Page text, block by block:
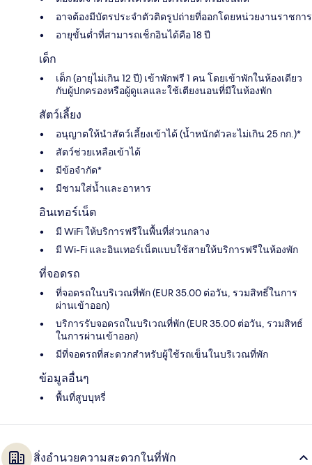
อาจต้องมีบัตรประจำตัวติดรูปถ่ายที่ออกโดยหน่วยงานราชการ
อายุขั้นต่ำที่สามารถเช็กอินได้คือ 18 ปี
เด็ก
เด็ก (อายุไม่เกิน 12 ปี) เข้าพักฟรี 1 คน โดยเข้าพักในห้องเดียว
กับผู้ปกครองหรือผู้ดูแลและใช้เตียงนอนที่มีในห้องพัก
สัตว์เลี้ยง
อนุญาตให้นำสัตว์เลี้ยงเข้าได้ (น้ำหนักตัวละไม่เกิน 25 กก.)*
สัตว์ช่วยเหลือเข้าได้
มีข้อจำกัด*
มีชามใส่น้ำและอาหาร
อินเทอร์เน็ต
มี WiFi ให้บริการฟรีในพื้นที่ส่วนกลาง
มี Wi-Fi และอินเทอร์เน็ตแบบใช้สายให้บริการฟรีในห้องพัก
ที่จอดรถ
ที่จอดรถในบริเวณที่พัก (EUR 35.00 ต่อวัน, รวมสิทธิ์ในการ
ผ่านเข้าออก)
บริการรับจอดรถในบริเวณที่พัก (EUR 35.00 ต่อวัน, รวมสิทธ์
ในการผ่านเข้าออก)
มีที่จอดรถที่สะดวกสำหรับผู้ใช้รถเข็นในบริเวณที่พัก
ข้อมูลอื่นๆ
พื้นที่สูบบุหรี่
สิ่งอำนวยความสะดวกในที่พัก